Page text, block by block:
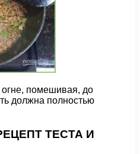
помешивая, до
должна полностью
ТЕСТА И